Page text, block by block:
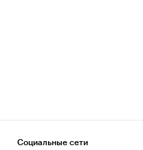
Социальные сети